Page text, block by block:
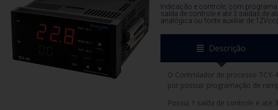
Indicação e controle, com
saída de controle e até 3 saídas de
analógica ou fonte auxiliar de
Descrição
O Controlador de processo
por possuir programação de
Possui 1 saída de controle e ate